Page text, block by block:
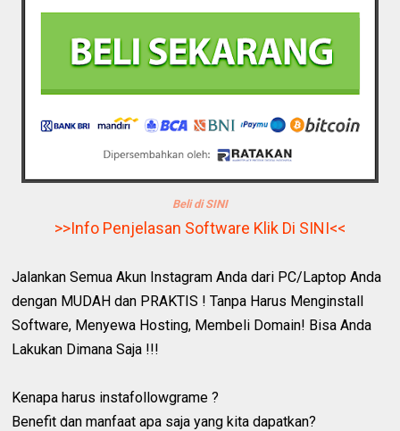
Beli di SINI
>>Info Penjelasan Software Klik Di SINI<<
Jalankan Semua Akun Instagram Anda dari PC/Laptop Anda
dengan MUDAH dan PRAKTIS ! Tanpa Harus Menginstall
Software, Menyewa Hosting, Membeli Domain! Bisa Anda
Lakukan Dimana Saja !!!
Kenapa harus instafollowgrame ?
Benefit dan manfaat apa saja yang kita dapatkan?